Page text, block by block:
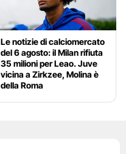
Le notizie di calciomercato
del 6 agosto: il Milan rifiuta
35 milioni per Leao. Juve
vicina a Zirkzee, Molina è
della Roma